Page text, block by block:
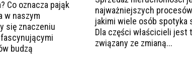
Co oznacza pająk
w naszym
się znaczeniu
budzą
najważniejszych
jakimi wiele osób spotyka
Dla części właścicieli jest
związany ze zmianą...